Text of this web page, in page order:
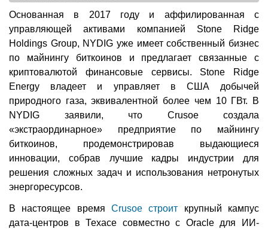
Основанная в 2017 году и аффилированная с
управляющей активами компанией Stone Ridge
Holdings Group, NYDIG уже имеет собственный бизнес
по майнингу биткоинов и предлагает связанные с
криптовалютой финансовые сервисы. Stone Ridge
Energy владеет и управляет в США добычей
природного газа, эквивалентной более чем 10 ГВт. В
NYDIG заявили, что Crusoe создала
«экстраординарное» предприятие по майнингу
биткоинов, продемонстрировав выдающиеся
инновации, собрав лучшие кадры индустрии для
решения сложных задач и использования нетронутых
энергоресурсов.
В настоящее время Crusoe строит крупный кампус
дата-центров в Техасе совместно с Oracle для ИИ-